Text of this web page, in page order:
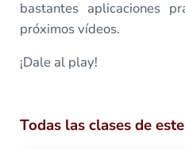
bastantes aplicaciones
próximos vídeos.
¡Dale al play!
Todas las clases de